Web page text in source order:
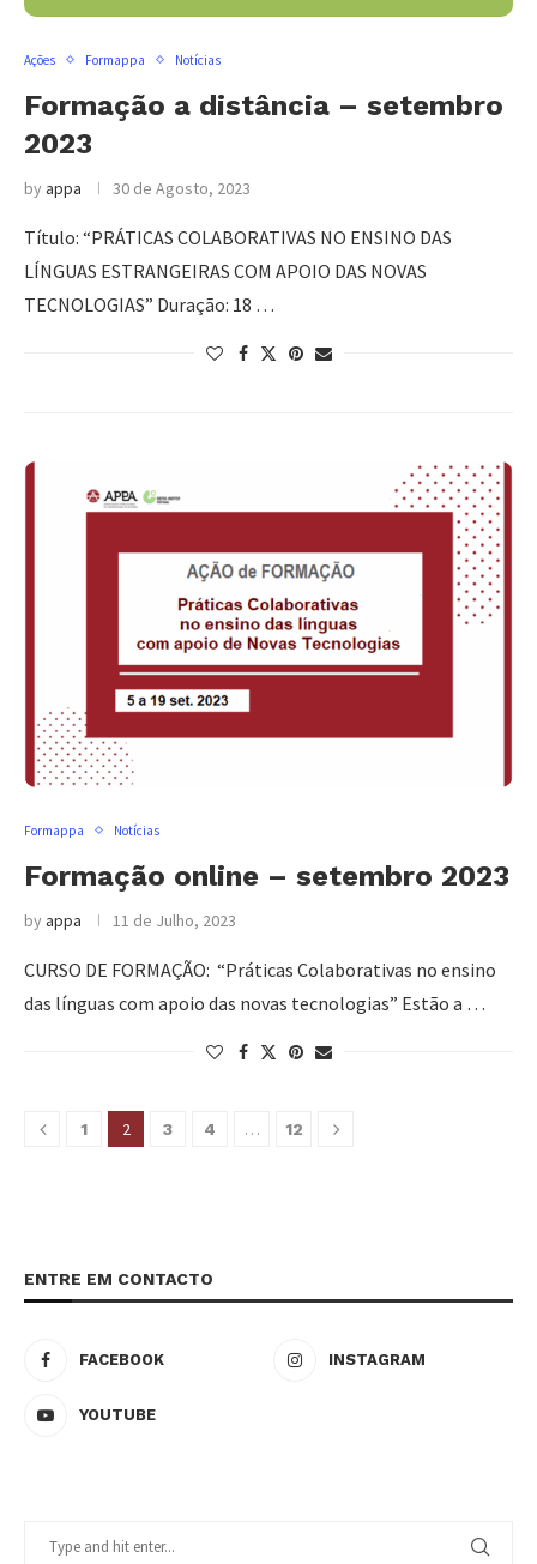
Ações Formappa Notícias
Formação a distância – setembro
2023
byappa 30 de Agosto, 2023
Título: “PRÁTICAS COLABORATIVAS NO ENSINO DAS
LÍNGUAS ESTRANGEIRAS COM APOIO DAS NOVAS
TECNOLOGIAS” Duração: 18 …
Formappa Notícias
Formação online – setembro 2023
byappa 11 de Julho, 2023
CURSO DE FORMAÇÃO: “Práticas Colaborativas no ensino
das línguas com apoio das novas tecnologias” Estão a …
1 2 3 4 … 12
ENTRE EM CONTACTO
FACEBOOK INSTAGRAM
YOUTUBE